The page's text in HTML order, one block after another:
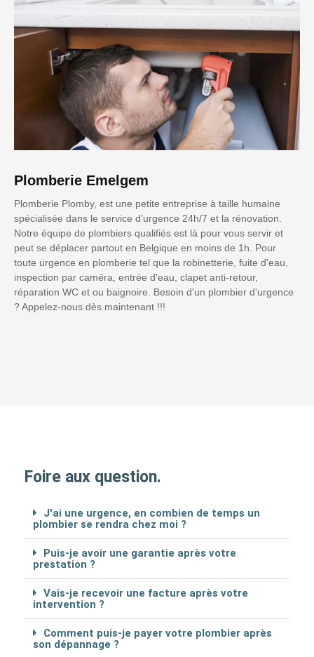
Plomberie Emelgem
Plomberie Plomby, est une petite entreprise à taille humaine
spécialisée dans le service d’urgence 24h/7 et la rénovation.
Notre équipe de plombiers qualifiés est là pour vous servir et
peut se déplacer partout en Belgique en moins de 1h. Pour
toute urgence en plomberie tel que la robinetterie, fuite d'eau,
inspection par caméra, entrée d'eau, clapet anti-retour,
réparation WC et ou baignoire. Besoin d'un plombier d'urgence
? Appelez-nous dès maintenant !!!
Foire aux question.
J'ai une urgence, en combien de temps un
plombier se rendra chez moi ?
Puis-je avoir une garantie après votre
prestation ?
Vais-je recevoir une facture après votre
intervention ?
Comment puis-je payer votre plombier après
son dépannage ?